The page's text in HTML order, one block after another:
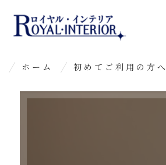
ホーム 初めてご利用の方へ